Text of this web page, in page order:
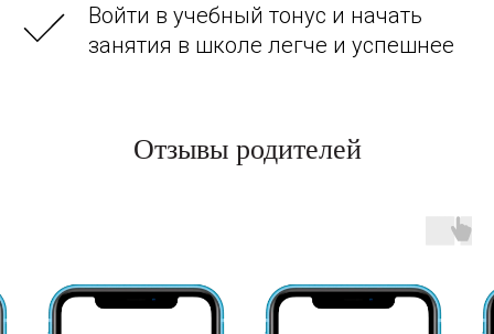
Войти в учебный тонус и начать
занятия в школе легче и успешнее
Отзывы родителей